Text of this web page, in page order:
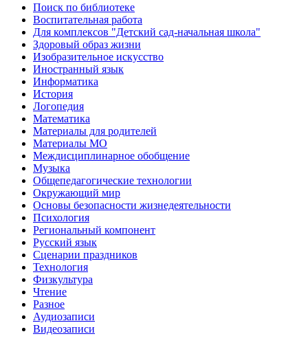
Поиск по библиотеке
Воспитательная работа
Для комплексов "Детский сад-начальная школа"
Здоровый образ жизни
Изобразительное искусство
Иностранный язык
Информатика
История
Логопедия
Математика
Материалы для родителей
Материалы МО
Междисциплинарное обобщение
Музыка
Общепедагогические технологии
Окружающий мир
Основы безопасности жизнедеятельности
Психология
Региональный компонент
Русский язык
Сценарии праздников
Технология
Физкультура
Чтение
Разное
Аудиозаписи
Видеозаписи